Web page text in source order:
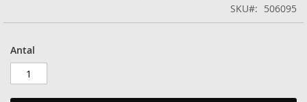
SKU 506095
Antal